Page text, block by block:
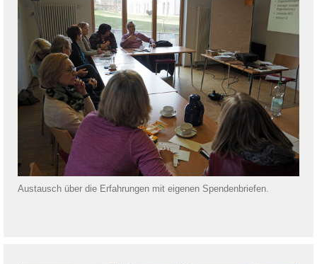
Austausch über die Erfahrungen mit eigenen Spendenbriefen.